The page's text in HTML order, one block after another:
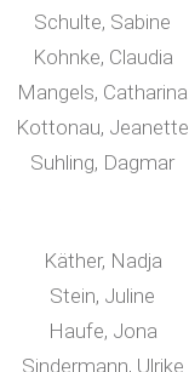
Schulte, Sabine
Kohnke, Claudia
Mangels, Catharina
Kottonau, Jeanette
Suhling, Dagmar
Käther, Nadja
Stein, Juline
Haufe, Jona
Sindermann, Ulrike